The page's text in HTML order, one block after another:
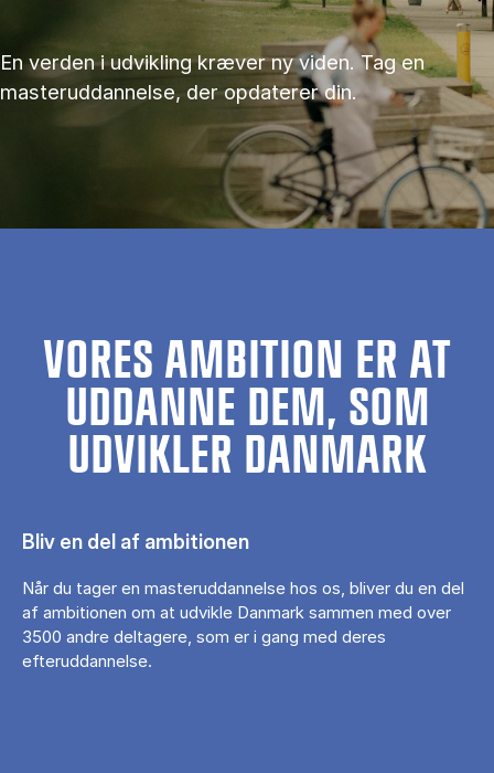
En verden i udvikling kræver ny viden. Tag en
masteruddannelse, der opdaterer din.
VORES AMBITION ER AT
UDDANNE DEM, SOM
UDVIKLER DANMARK
Bliv en del af ambitionen
Når du tager en masteruddannelse hos os, bliver du en del
af ambitionen om at udvikle Danmark sammen med over
3500 andre deltagere, som er i gang med deres
efteruddannelse.